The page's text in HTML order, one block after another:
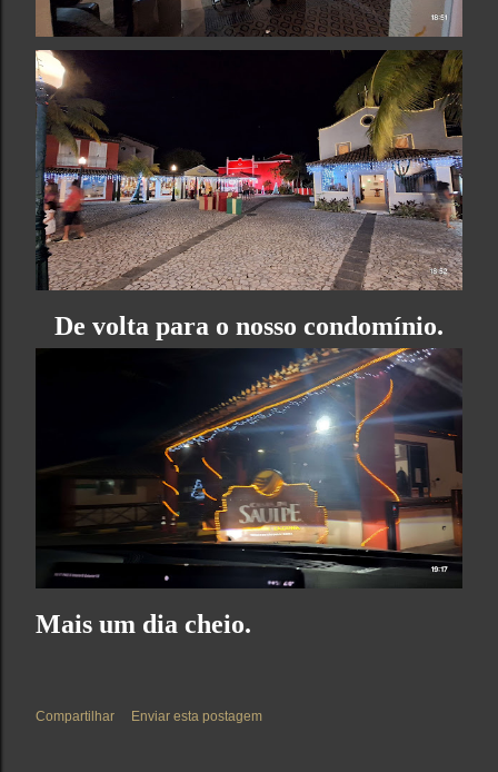
De volta para o nosso condomínio.
Mais um dia cheio.
Compartilhar Enviar esta postagem